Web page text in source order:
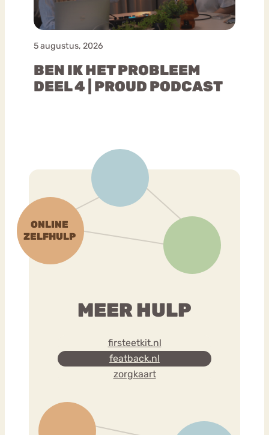
5 augustus, 2026
BEN IK HET PROBLEEM
DEEL 4 | PROUD PODCAST
MEER HULP
firsteetkit.nl
featback.nl
zorgkaart